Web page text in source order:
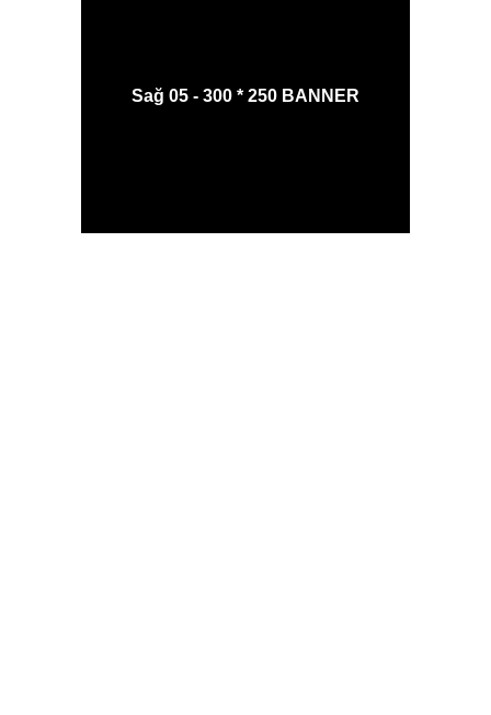
Sağ 05 - 300 * 250 BANNER